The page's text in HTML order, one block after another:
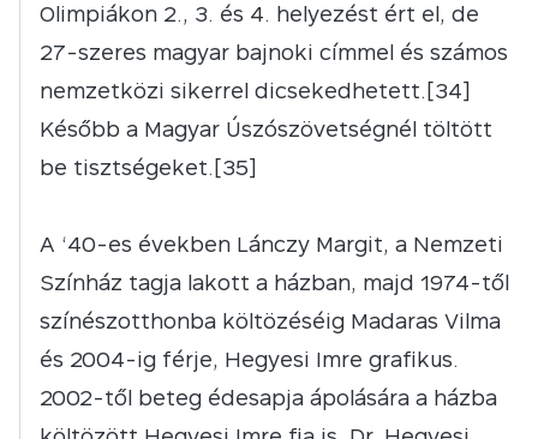
Olimpiákon 2., 3. és 4. helyezést ért el, de
27-szeres magyar bajnoki címmel és számos
nemzetközi sikerrel dicsekedhetett.[34]
Később a Magyar Úszószövetségnél töltött
be tisztségeket.[35]
A ‘40-es években Lánczy Margit, a Nemzeti
Színház tagja lakott a házban, majd 1974-től
színészotthonba költözéséig Madaras Vilma
és 2004-ig férje, Hegyesi Imre grafikus.
2002-től beteg édesapja ápolására a házba